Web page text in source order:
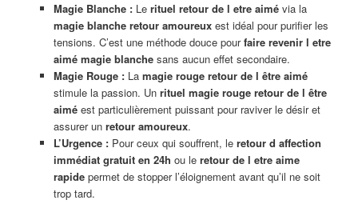
Magie Blanche :Le rituel retour de l etre aimévia la
magie blanche retour amoureuxest idéal pour purifier les
tensions. C’est une méthode douce pourfaire revenir l etre
aimé magie blanchesans aucun effet secondaire.
Magie Rouge :La magie rouge retour de l être aimé
stimule la passion. Un rituel magie rouge retour de l être
aiméest particulièrement puissant pour raviver le désir et
assurer un retour amoureux.
L’Urgence :Pour ceux qui souffrent, le retour d affection
immédiat gratuit en 24h ou le retour de l etre aime
rapidepermet de stopper l’éloignement avant qu’il ne soit
trop tard.